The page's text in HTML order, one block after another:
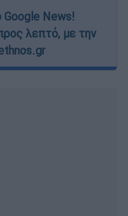
News!
λεπτό, με την